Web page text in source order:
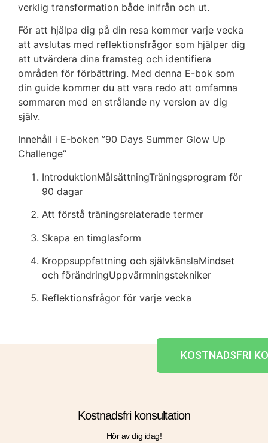
verklig transformation både inifrån och ut.
För att hjälpa dig på din resa kommer varje vecka
att avslutas med reflektionsfrågor som hjälper dig
att utvärdera dina framsteg och identifiera
områden för förbättring. Med denna E-bok som
din guide kommer du att vara redo att omfamna
sommaren med en strålande ny version av dig
själv.
Innehåll i E-boken ”90 Days Summer Glow Up
Challenge”
IntroduktionMålsättningTräningsprogram för
90 dagar
Att förstå träningsrelaterade termer
Skapa en timglasform
Kroppsuppfattning och självkänslaMindset
och förändringUppvärmningstekniker
Reflektionsfrågor för varje vecka
KOSTNADSFRI
Kostnadsfri konsultation
Hör av dig idag!